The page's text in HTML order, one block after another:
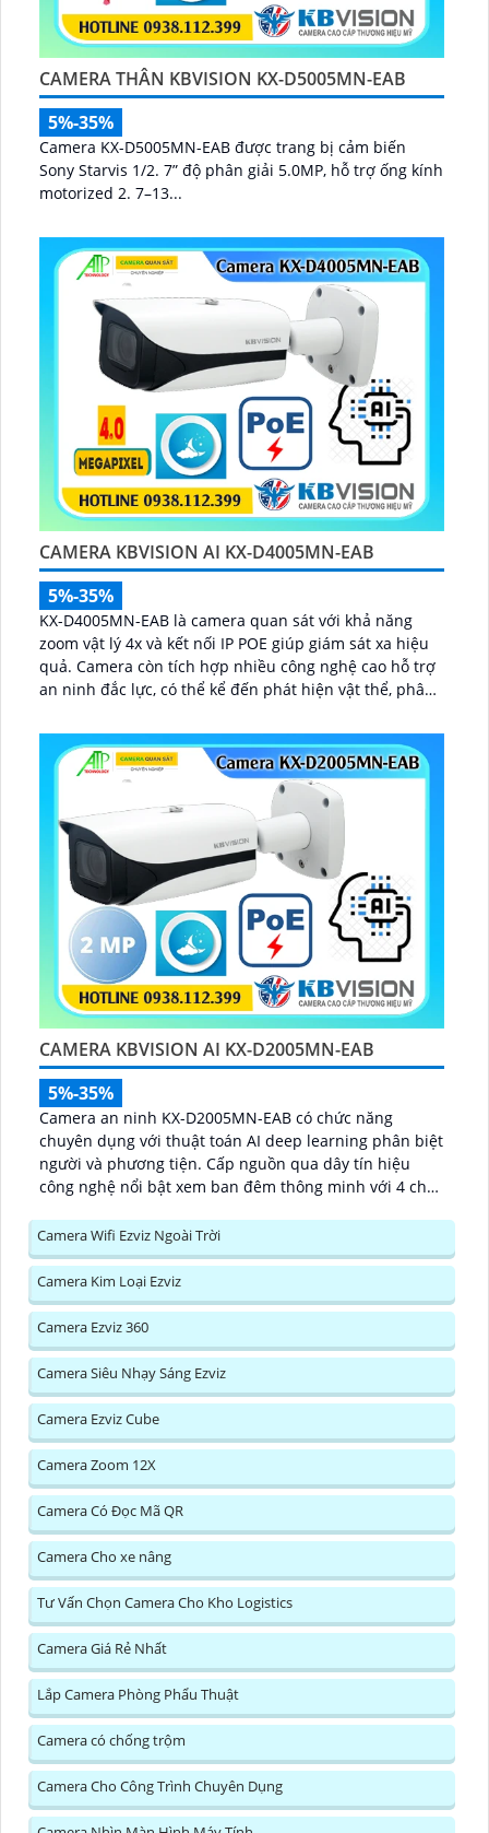
CAMERA THÂN KBVISION KX-D5005MN-EAB
5%-35%
Camera KX-D5005MN-EAB được trang bị cảm biến
Sony Starvis 1/2. 7” độ phân giải 5.0MP, hỗ trợ ống kính
motorized 2. 7–13...
CAMERA KBVISION AI KX-D4005MN-EAB
5%-35%
KX-D4005MN-EAB là camera quan sát với khả năng
zoom vật lý 4x và kết nối IP POE giúp giám sát xa hiệu
quả. Camera còn tích hợp nhiều công nghệ cao hỗ trợ
an ninh đắc lực, có thể kể đến phát hiện vật thể, phân
CAMERA KBVISION AI KX-D2005MN-EAB
5%-35%
Camera an ninh KX-D2005MN-EAB có chức năng
chuyên dụng với thuật toán AI deep learning phân biệt
người và phương tiện. Cấp nguồn qua dây tín hiệu
công nghệ nổi bật xem ban đêm thông minh với 4 chế
Camera Wifi Ezviz Ngoài Trời
Camera Kim Loại Ezviz
Camera Ezviz 360
Camera Siêu Nhạy Sáng Ezviz
Camera Ezviz Cube
Camera Zoom 12X
Camera Có Đọc Mã QR
Camera Cho xe nâng
Tư Vấn Chọn Camera Cho Kho Logistics
Camera Giá Rẻ Nhất
Lắp Camera Phòng Phẩu Thuật
Camera có chống trộm
Camera Cho Công Trình Chuyên Dụng